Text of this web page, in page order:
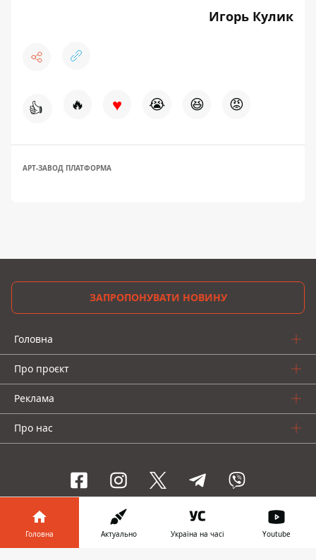
Игорь Кулик
👍 🔥 ♥ 😭 😆 😡
АРТ-ЗАВОД ПЛАТФОРМА
ЗАПРОПОНУВАТИ НОВИНУ
Головна
Про проєкт
Реклама
Про нас
Інформатор проекти
Головна Актуально Україна на часі Youtube